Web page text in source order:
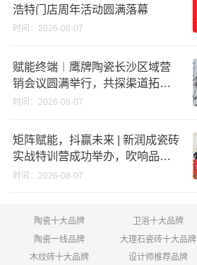
浩特门店周年活动圆满落幕
时间：2026-08-07
赋能终端︱鹰牌陶瓷长沙区域营
销会议圆满举行，共探渠道拓展
与门店升级新路径
时间：2026-08-07
矩阵赋能，抖赢未来 | 新润成瓷砖
实战特训营成功举办，吹响品牌
秋季营销冲锋号！
时间：2026-08-07
陶瓷十大品牌 卫浴十大品牌
陶瓷一线品牌
大理石瓷砖十大品牌
木纹砖十大品牌
设计师推荐品牌